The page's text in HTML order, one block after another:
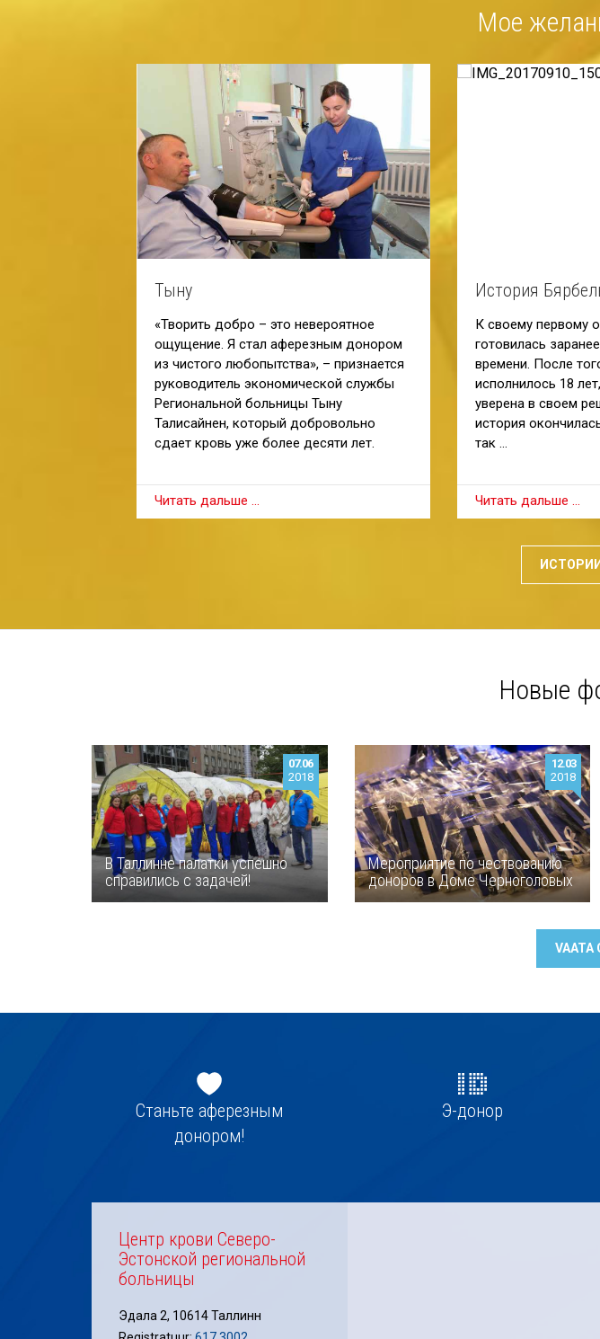
Мое
Тыну
«Творить добро – это невероятное
ощущение. Я стал аферезным донором
из чистого любопытства», – признается
руководитель экономической службы
Региональной больницы Тыну
Талисайнен, который добровольно
сдает кровь уже более десяти лет.
Читать дальше …
История
К своему первому
готовилась
времени. После
исполнилось 18
уверена в своем
история
так …
Читать дальше …
Новые
В Таллинне палатки успешно
справились с задачей!
07.06
2018
Мероприятие по чествованию
доноров в Доме Черноголовых
12.03
2018
VAATA
navigatsioonСтаньте аферезным
донором!
Э-донор
Центр крови Северо-
Эстонской региональной
больницы
Эдала 2, 10614 Таллинн